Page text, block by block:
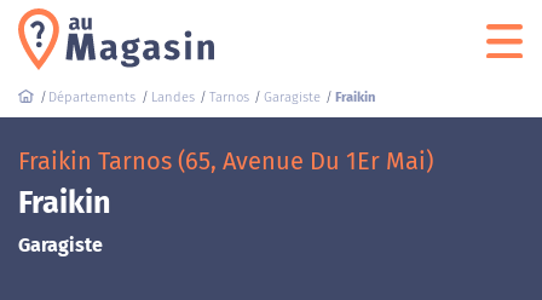
Départements Landes Tarnos Garagiste Fraikin
Fraikin Tarnos (65, Avenue Du 1Er Mai)
Fraikin
Garagiste